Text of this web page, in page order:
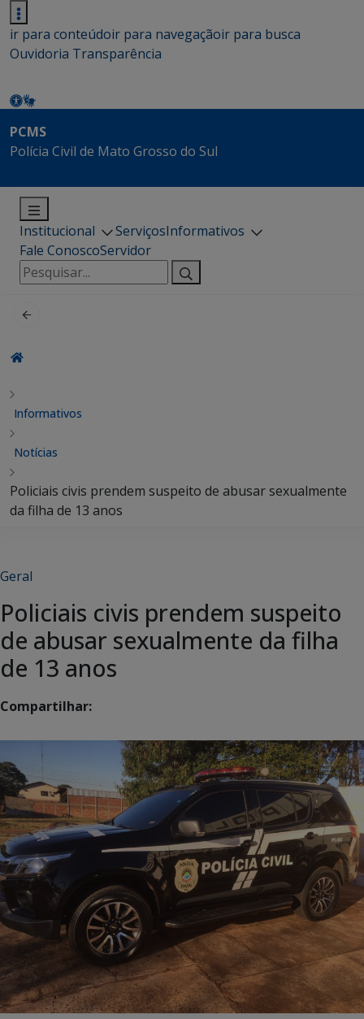
ir para conteúdoir para navegaçãoir para busca
Ouvidoria Transparência
PCMS
Polícia Civil de Mato Grosso do Sul
Institucional ServiçosInformativos
Fale ConoscoServidor
Pesquisar
por:
Informativos
Notícias
Policiais civis prendem suspeito de abusar sexualmente
da filha de 13 anos
Geral
Policiais civis prendem suspeito
de abusar sexualmente da filha
de 13 anos
Compartilhar: